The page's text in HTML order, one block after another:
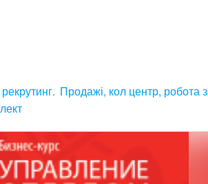
Продажі, кол центр, робота з